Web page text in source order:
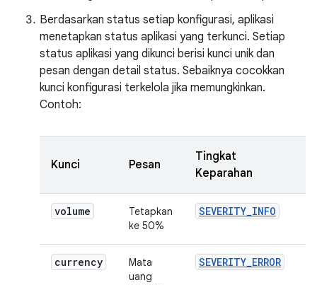
Berdasarkan status setiap konfigurasi, aplikasi
menetapkan status aplikasi yang terkunci. Setiap
status aplikasi yang dikunci berisi kunci unik dan
pesan dengan detail status. Sebaiknya cocokkan
kunci konfigurasi terkelola jika memungkinkan.
Contoh:
Kunci Pesan
Tingkat
Keparahan
volume
Tetapkan
ke 50%
SEVERITY_INFO
currency
Mata
uang
SEVERITY_ERROR